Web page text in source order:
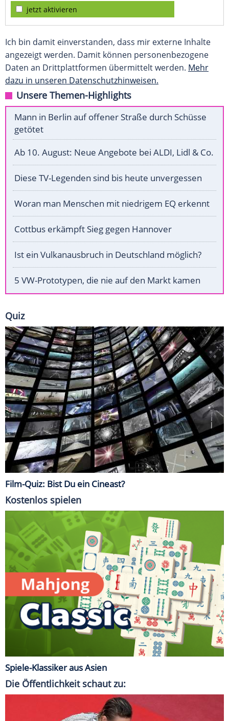
jetzt aktivieren
Ich bin damit einverstanden, dass mir externe Inhalte
angezeigt werden. Damit können personenbezogene
Daten an Drittplattformen übermittelt werden. Mehr
dazu in unseren Datenschutzhinweisen.
Unsere Themen-Highlights
Mann in Berlin auf offener Straße durch Schüsse
getötet
Ab 10. August: Neue Angebote bei ALDI, Lidl & Co.
Diese TV-Legenden sind bis heute unvergessen
Woran man Menschen mit niedrigem EQ erkennt
Cottbus erkämpft Sieg gegen Hannover
Ist ein Vulkanausbruch in Deutschland möglich?
5 VW-Prototypen, die nie auf den Markt kamen
Quiz
Film-Quiz: Bist Du ein Cineast?
Kostenlos spielen
Spiele-Klassiker aus Asien
Die Öffentlichkeit schaut zu: